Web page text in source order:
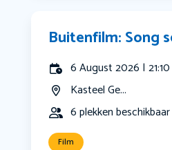
Buitenfilm: Song
6 August 2026 | 21:10
Kasteel Ge...
6 plekken beschikbaar
Film